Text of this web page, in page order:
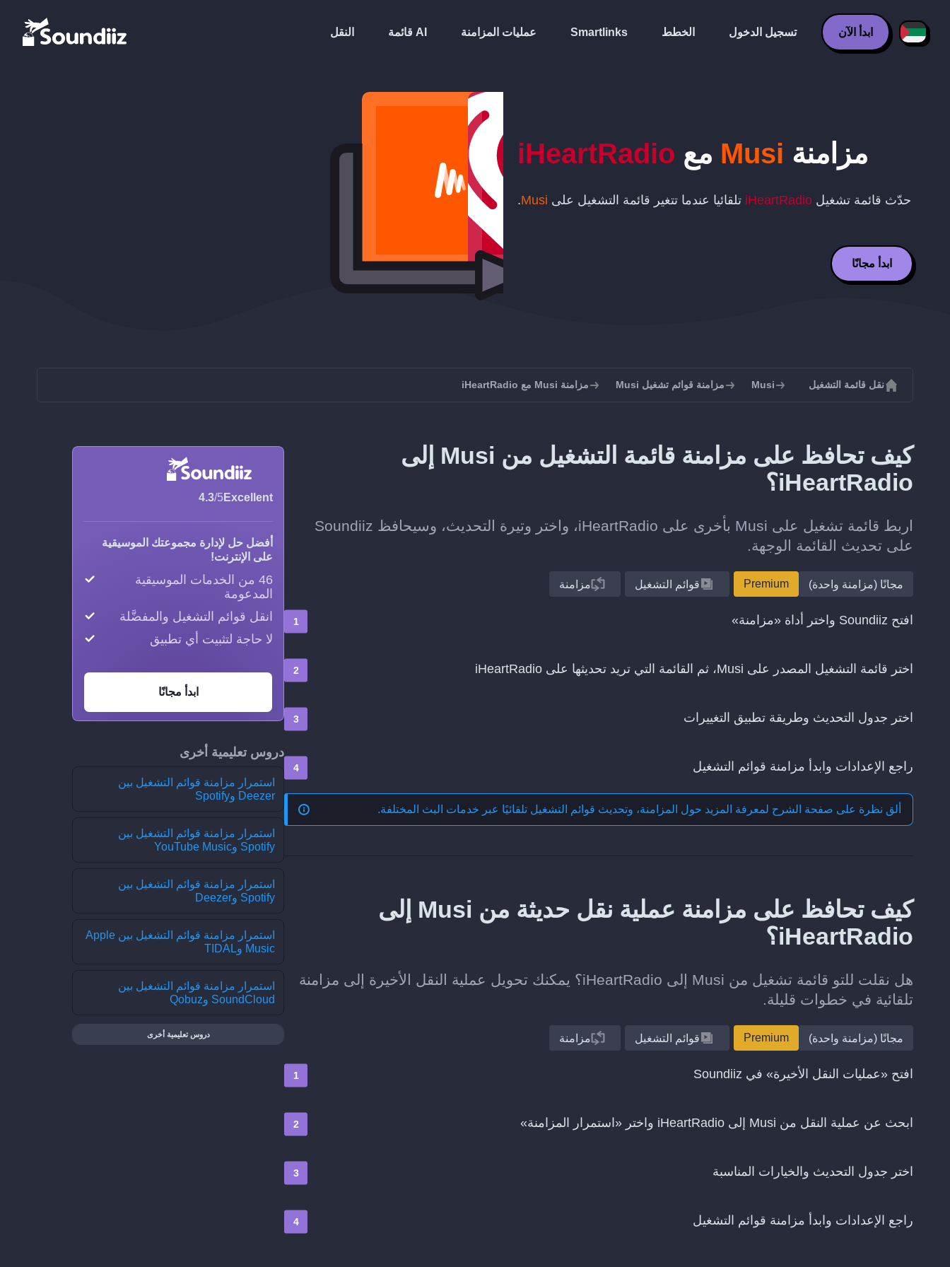
النقل قائمة AI عمليات المزامنة Smartlinks الخطط تسجيل الدخول ابدأ الآن
مزامنة Musi مع iHeartRadio
حدّث قائمة تشغيل iHeartRadio تلقائيا عندما تتغير قائمة التشغيل على Musi
.
ابدأ مجانًا
نقل قائمة التشغيل Musi مزامنة قوائم تشغيل Musi مزامنة Musi مع iHeartRadio
كيف تحافظ على مزامنة قائمة التشغيل من Musi إلى
iHeartRadio؟
اربط قائمة تشغيل على Musi بأخرى على iHeartRadio، واختر وتيرة التحديث، وسيحافظ Soundiiz
على تحديث القائمة الوجهة.
مجانًا (مزامنة واحدة) Premium قوائم التشغيل مزامنة
افتح Soundiiz واختر أداة «مزامنة»
اختر قائمة التشغيل المصدر على Musi، ثم القائمة التي تريد تحديثها على iHeartRadio
اختر جدول التحديث وطريقة تطبيق التغييرات
راجع الإعدادات وابدأ مزامنة قوائم التشغيل
ألق نظرة على صفحة الشرح لمعرفة المزيد حول المزامنة، وتحديث قوائم التشغيل تلقائيًا عبر خدمات البث المختلفة.
كيف تحافظ على مزامنة عملية نقل حديثة من Musi إلى
iHeartRadio؟
هل نقلت للتو قائمة تشغيل من Musi إلى iHeartRadio؟ يمكنك تحويل عملية النقل الأخيرة إلى مزامنة
تلقائية في خطوات قليلة.
مجانًا (مزامنة واحدة) Premium قوائم التشغيل مزامنة
افتح «عمليات النقل الأخيرة» في Soundiiz
ابحث عن عملية النقل من Musi إلى iHeartRadio واختر «استمرار المزامنة»
اختر جدول التحديث والخيارات المناسبة
راجع الإعدادات وابدأ مزامنة قوائم التشغيل
Excellent
4.3/5
أفضل حل لإدارة مجموعتك الموسيقية
على الإنترنت!
46 من الخدمات الموسيقية
المدعومة
انقل قوائم التشغيل والمفضَّلة
لا حاجة لتثبيت أي تطبيق
ابدأ مجانًا
دروس تعليمية أخرى
استمرار مزامنة قوائم التشغيل بين
Deezer وSpotify
استمرار مزامنة قوائم التشغيل بين
Spotify وYouTube Music
استمرار مزامنة قوائم التشغيل بين
Spotify وDeezer
استمرار مزامنة قوائم التشغيل بين Apple
Music وTIDAL
استمرار مزامنة قوائم التشغيل بين
SoundCloud وQobuz
دروس تعليمية أخرى